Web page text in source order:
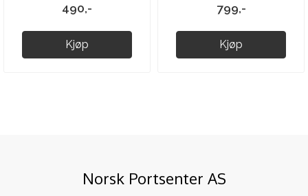
490,-
Kjøp
799,-
Kjøp
Norsk Portsenter AS